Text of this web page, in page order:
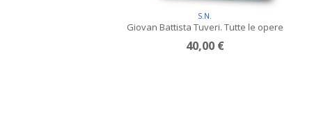
S.N.
Giovan Battista Tuveri. Tutte le opere
40,00 €